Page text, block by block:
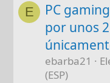
E
PC
por unos
ebarba21
(ESP)